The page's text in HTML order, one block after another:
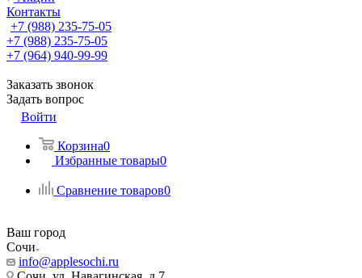
Контакты
+7 (988) 235-75-05
+7 (988) 235-75-05
+7 (964) 940-99-99
Заказать звонок
Задать вопрос
Войти
Корзина0
Избранные товары0
Сравнение товаров0
Ваш город
Сочи
info@applesochi.ru